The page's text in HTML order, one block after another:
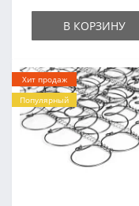
В КОРЗИНУ
Хит продаж
Популярный